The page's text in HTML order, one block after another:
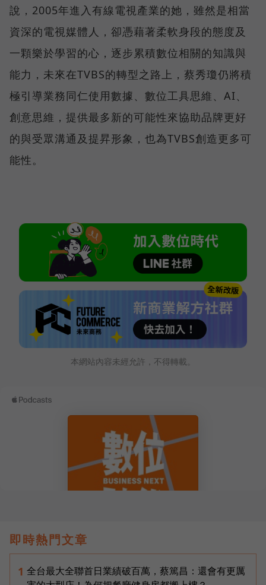
說，2005年進入有線電視產業的她，雖然是相當
資深的電視媒體人，卻憑藉著柔軟身段的態度及
一顆樂於學習的心，逐步累積數位相關的知識與
能力，未來在TVBS的轉型之路上，蔡秀瓊仍將積
極引導業務同仁使用數據、數位工具思維、AI、
創意思維，提供最多新的可能性來協助品牌更好
的與受眾溝通及提昇形象，也為TVBS創造更多可
能性。
本網站內容未經允許，不得轉載。
即時熱門文章
1 全台最大全聯首日業績破百萬，蔡篤昌：還會有更厲